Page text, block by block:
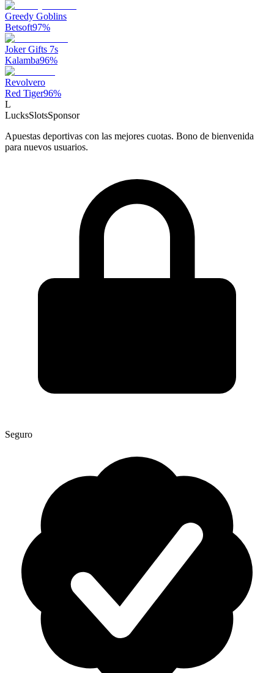
Greedy Goblins
Betsoft97%
Joker Gifts 7s
Kalamba96%
Revolvero
Red Tiger96%
L
LucksSlotsSponsor
Apuestas deportivas con las mejores cuotas. Bono de bienvenida
para nuevos usuarios.
Seguro